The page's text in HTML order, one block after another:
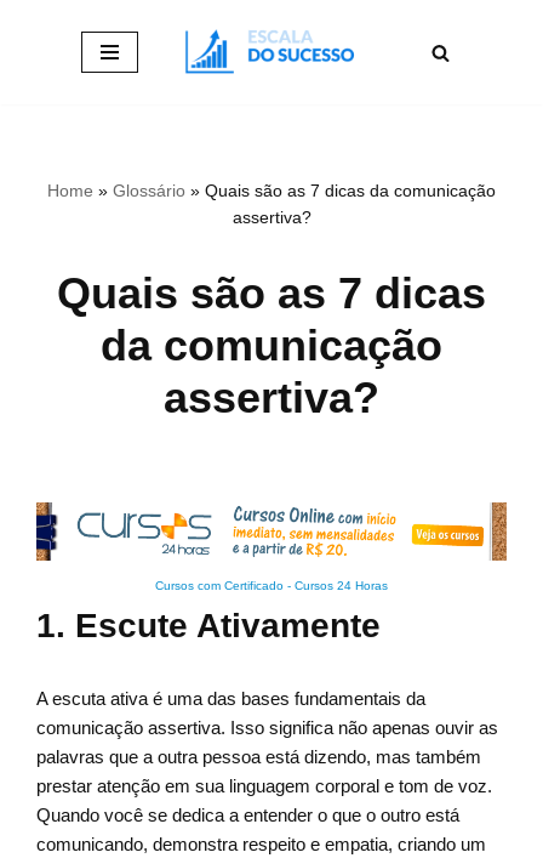
Home » Glossário » Quais são as 7 dicas da comunicação
assertiva?
Quais são as 7 dicas
da comunicação
assertiva?
Cursos com Certificado - Cursos 24 Horas
1. Escute Ativamente
A escuta ativa é uma das bases fundamentais da
comunicação assertiva. Isso significa não apenas ouvir as
palavras que a outra pessoa está dizendo, mas também
prestar atenção em sua linguagem corporal e tom de voz.
Quando você se dedica a entender o que o outro está
comunicando, demonstra respeito e empatia, criando um